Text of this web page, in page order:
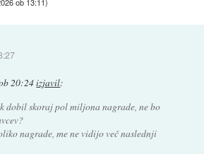
ob 13:11)
20:24izjavil:
dobil skoraj pol miljona nagrade, ne bo
nagrade, me ne vidijo več naslednji